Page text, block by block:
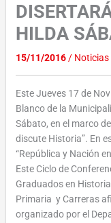
HILDA
15/11/2016/ Noticias
Este Jueves 17 de
Blanco de la
Sábato, en el marco
discute Historia”. En
“República y Nación
Este Ciclo de
Graduados en
Primaria y Carreras
organizado por el